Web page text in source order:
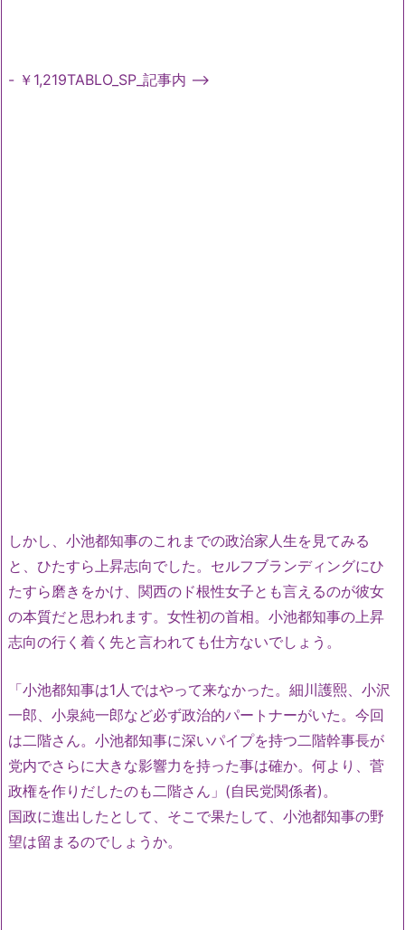
- ￥1,219TABLO_SP_記事内 -->
しかし、小池都知事のこれまでの政治家人生を見てみる
と、ひたすら上昇志向でした。セルフブランディングにひ
たすら磨きをかけ、関西のド根性女子とも言えるのが彼女
の本質だと思われます。女性初の首相。小池都知事の上昇
志向の行く着く先と言われても仕方ないでしょう。
「小池都知事は1人ではやって来なかった。細川護熙、小沢
一郎、小泉純一郎など必ず政治的パートナーがいた。今回
は二階さん。小池都知事に深いパイプを持つ二階幹事長が
党内でさらに大きな影響力を持った事は確か。何より、菅
政権を作りだしたのも二階さん」(自民党関係者)。
国政に進出したとして、そこで果たして、小池都知事の野
望は留まるのでしょうか。